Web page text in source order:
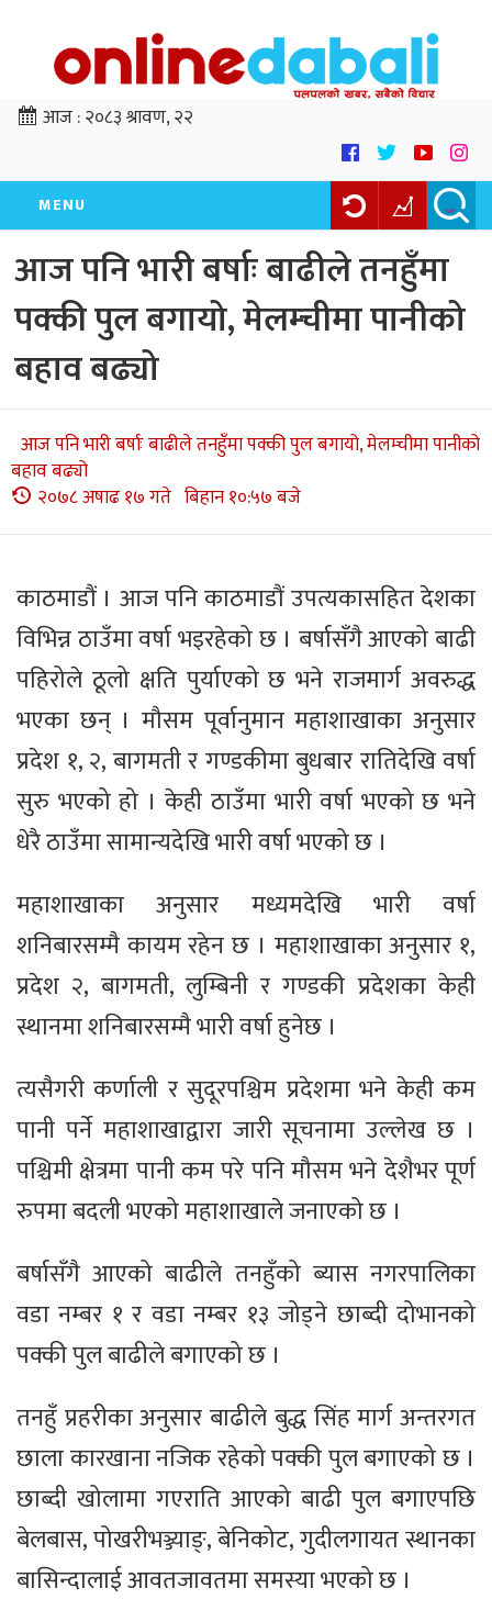
आज :२०८३ श्रावण, २२
MENU
आज पनि भारी बर्षाः बाढीले तनहुँमा
पक्की पुल बगायो, मेलम्चीमा पानीको
बहाव बढ्यो
आज पनि भारी बर्षाः बाढीले तनहुँमा पक्की पुल बगायो, मेलम्चीमा पानीको
बहाव बढ्यो
२०७८ अषाढ १७ गते बिहान १०:५७ बजे
काठमाडौं । आज पनि काठमाडौं उपत्यकासहित देशका
विभिन्न ठाउँमा वर्षा भइरहेको छ । बर्षासँगै आएको बाढी
पहिरोले ठूलो क्षति पुर्याएको छ भने राजमार्ग अवरुद्ध
भएका छन् । मौसम पूर्वानुमान महाशाखाका अनुसार
प्रदेश १, २, बागमती र गण्डकीमा बुधबार रातिदेखि वर्षा
सुरु भएको हो । केही ठाउँमा भारी वर्षा भएको छ भने
धेरै ठाउँमा सामान्यदेखि भारी वर्षा भएको छ ।
महाशाखाका अनुसार मध्यमदेखि भारी वर्षा
शनिबारसम्मै कायम रहेन छ । महाशाखाका अनुसार १,
प्रदेश २, बागमती, लुम्बिनी र गण्डकी प्रदेशका केही
स्थानमा शनिबारसम्मै भारी वर्षा हुनेछ ।
त्यसैगरी कर्णाली र सुदूरपश्चिम प्रदेशमा भने केही कम
पानी पर्ने महाशाखाद्वारा जारी सूचनामा उल्लेख छ ।
पश्चिमी क्षेत्रमा पानी कम परे पनि मौसम भने देशैभर पूर्ण
रुपमा बदली भएको महाशाखाले जनाएको छ ।
बर्षासँगै आएको बाढीले तनहुँको ब्यास नगरपालिका
वडा नम्बर १ र वडा नम्बर १३ जोड्ने छाब्दी दोभानको
पक्की पुल बाढीले बगाएको छ ।
तनहुँ प्रहरीका अनुसार बाढीले बुद्ध सिंह मार्ग अन्तरगत
छाला कारखाना नजिक रहेको पक्की पुल बगाएको छ ।
छाब्दी खोलामा गएराति आएको बाढी पुल बगाएपछि
बेलबास, पोखरीभञ्ज्याङ्, बेनिकोट, गुदीलगायत स्थानका
बासिन्दालाई आवतजावतमा समस्या भएको छ ।